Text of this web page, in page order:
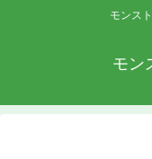
モンス
モン